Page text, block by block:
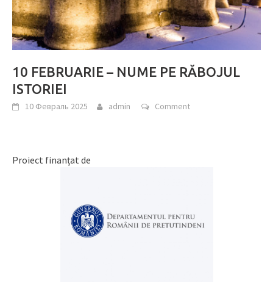
10 FEBRUARIE – NUME PE RĂBOJUL
ISTORIEI
10 Февраль 2025 admin Comment
Proiect finanțat de